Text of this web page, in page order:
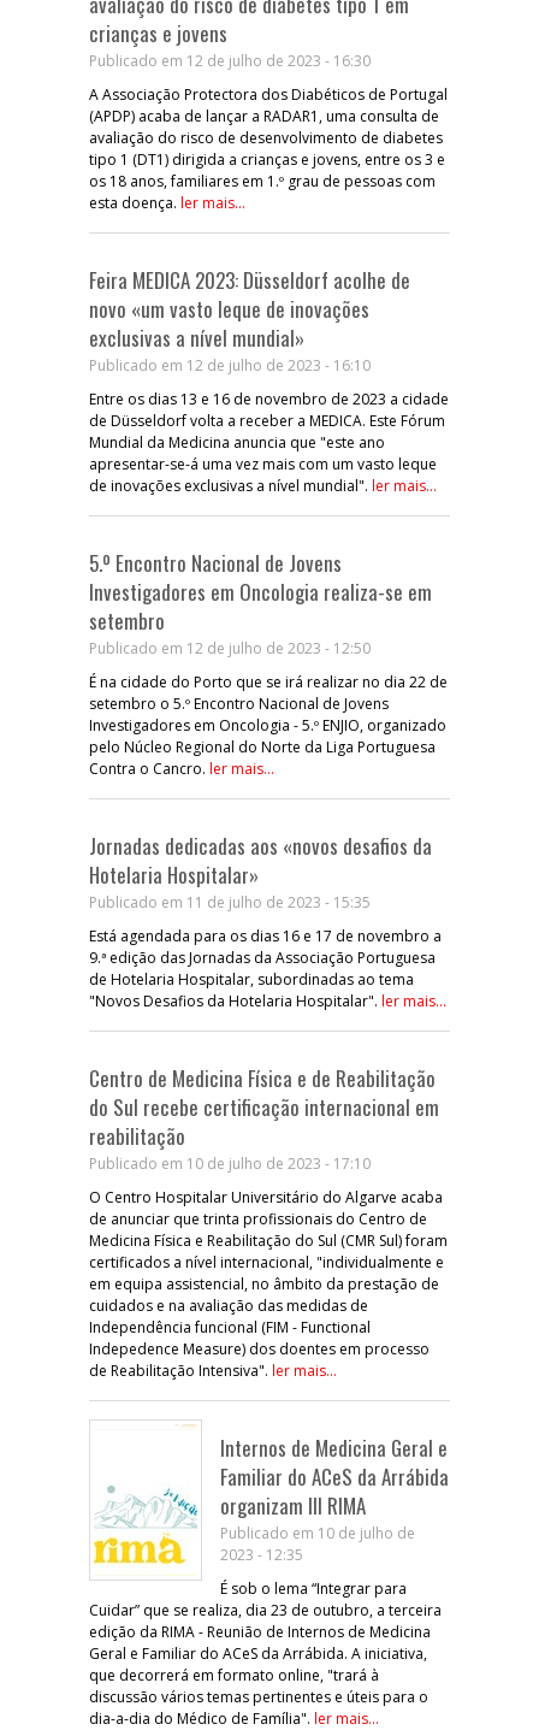
crianças e jovens
Publicado em 12 de julho de 2023 - 16:30
A Associação Protectora dos Diabéticos de Portugal
(APDP) acaba de lançar a RADAR1, uma consulta de
avaliação do risco de desenvolvimento de diabetes
tipo 1 (DT1) dirigida a crianças e jovens, entre os 3 e
os 18 anos, familiares em 1.º grau de pessoas com
esta doença. ler mais...
Feira MEDICA 2023: Düsseldorf acolhe de
novo «um vasto leque de inovações
exclusivas a nível mundial»
Publicado em 12 de julho de 2023 - 16:10
Entre os dias 13 e 16 de novembro de 2023 a cidade
de Düsseldorf volta a receber a MEDICA. Este Fórum
Mundial da Medicina anuncia que "este ano
apresentar-se-á uma vez mais com um vasto leque
de inovações exclusivas a nível mundial". ler mais...
5.º Encontro Nacional de Jovens
Investigadores em Oncologia realiza-se em
setembro
Publicado em 12 de julho de 2023 - 12:50
É na cidade do Porto que se irá realizar no dia 22 de
setembro o 5.º Encontro Nacional de Jovens
Investigadores em Oncologia - 5.º ENJIO, organizado
pelo Núcleo Regional do Norte da Liga Portuguesa
Contra o Cancro. ler mais...
Jornadas dedicadas aos «novos desafios da
Hotelaria Hospitalar»
Publicado em 11 de julho de 2023 - 15:35
Está agendada para os dias 16 e 17 de novembro a
9.ª edição das Jornadas da Associação Portuguesa
de Hotelaria Hospitalar, subordinadas ao tema
"Novos Desafios da Hotelaria Hospitalar". ler mais...
Centro de Medicina Física e de Reabilitação
do Sul recebe certificação internacional em
reabilitação
Publicado em 10 de julho de 2023 - 17:10
O Centro Hospitalar Universitário do Algarve acaba
de anunciar que trinta profissionais do Centro de
Medicina Física e Reabilitação do Sul (CMR Sul) foram
certificados a nível internacional, "individualmente e
em equipa assistencial, no âmbito da prestação de
cuidados e na avaliação das medidas de
Independência funcional (FIM - Functional
Indepedence Measure) dos doentes em processo
de Reabilitação Intensiva". ler mais...
Internos de Medicina Geral e
Familiar do ACeS da Arrábida
organizam III RIMA
Publicado em 10 de julho de
2023 - 12:35
É sob o lema “Integrar para
Cuidar” que se realiza, dia 23 de outubro, a terceira
edição da RIMA - Reunião de Internos de Medicina
Geral e Familiar do ACeS da Arrábida. A iniciativa,
que decorrerá em formato online, "trará à
discussão vários temas pertinentes e úteis para o
dia-a-dia do Médico de Família". ler mais...